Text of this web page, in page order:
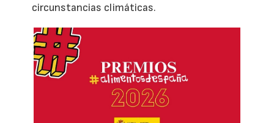
circunstancias climáticas.